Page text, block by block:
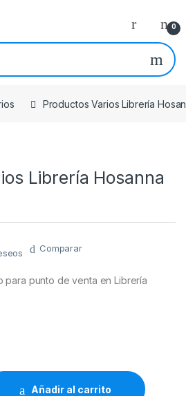
0
Productos Varios Librería
Librería Hosanna
Comparar
para punto de venta en Librería
Hosanna 581 quantity
Añadir al carrito